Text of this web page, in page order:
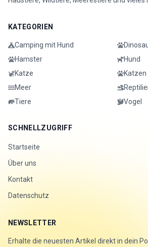
KATEGORIEN
Camping mit Hund
Hamster
Hund
Katze
Katzen
Meer
Tiere
Vogel
SCHNELLZUGRIFF
Startseite
Über uns
Kontakt
Datenschutz
NEWSLETTER
Erhalte die neuesten Artikel direkt in dein